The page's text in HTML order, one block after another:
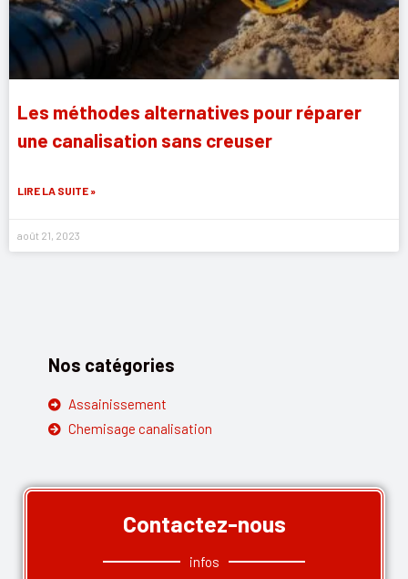
Les méthodes alternatives pour réparer
une canalisation sans creuser
LIRE LA SUITE »
août 21, 2023
Nos catégories
Assainissement
Chemisage canalisation
Contactez-nous
infos